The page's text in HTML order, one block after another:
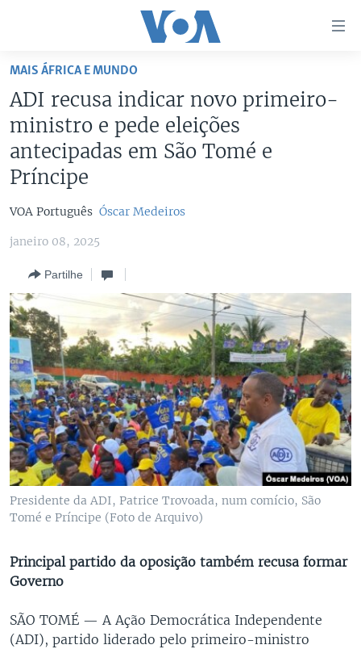
Acesso
para
artigo
principal
para
Pesquisa
MOÇAMBIQUE
ESTADOS UNIDOS
DESPORTO
SAÚDE EM FOCO
VÍDEO
PASSADEIRA VERMELHA
SIGA-NOS
Línguas
MAIS ÁFRICA E MUNDO
ADI recusa indicar novo primeiro-
ministro e pede eleições
antecipadas em São Tomé e
Príncipe
VOA Português Óscar Medeiros
janeiro 08, 2025
Partilhe
Presidente da ADI, Patrice Trovoada, num comício, São
Tomé e Príncipe (Foto de Arquivo)
Principal partido da oposição também recusa formar
Governo
SÃO TOMÉ — A Ação Democrática Independente
(ADI), partido liderado pelo primeiro-ministro